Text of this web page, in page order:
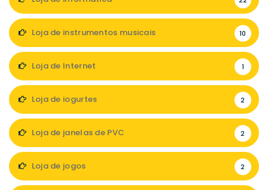
Loja de instrumentos musicais 10
Loja de Internet 1
Loja de iogurtes 2
Loja de janelas de PVC 2
Loja de jogos 2